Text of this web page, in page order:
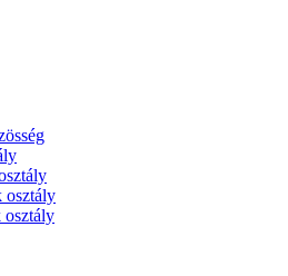
osztály
osztály